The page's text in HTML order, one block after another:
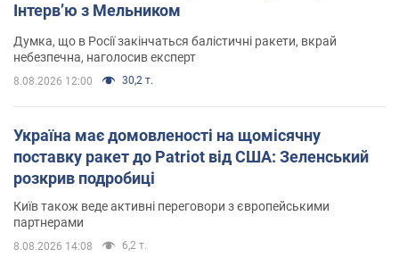
Інтерв’ю з Мельником
Думка, що в Росії закінчаться балістичні ракети, вкрай
небезпечна, наголосив експерт
8.08.2026 12:00 30,2 т.
Україна має домовленості на щомісячну
поставку ракет до Patriot від США: Зеленський
розкрив подробиці
Київ також веде активні переговори з європейськими
партнерами
8.08.2026 14:08 6,2 т.